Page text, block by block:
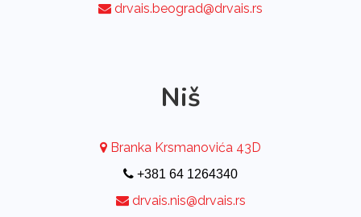
drvais.beograd@drvais.rs
Niš
Branka Krsmanovića 43D
+381 64 1264340
drvais.nis@drvais.rs